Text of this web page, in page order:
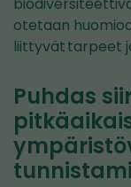
otetaan
liittyvät tarpeet
Puhdas